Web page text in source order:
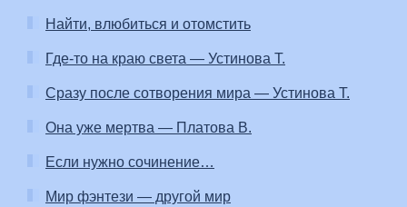
Найти, влюбиться и отомстить
Где-то на краю света — Устинова Т.
Сразу после сотворения мира — Устинова Т.
Она уже мертва — Платова В.
Если нужно сочинение…
Мир фэнтези — другой мир